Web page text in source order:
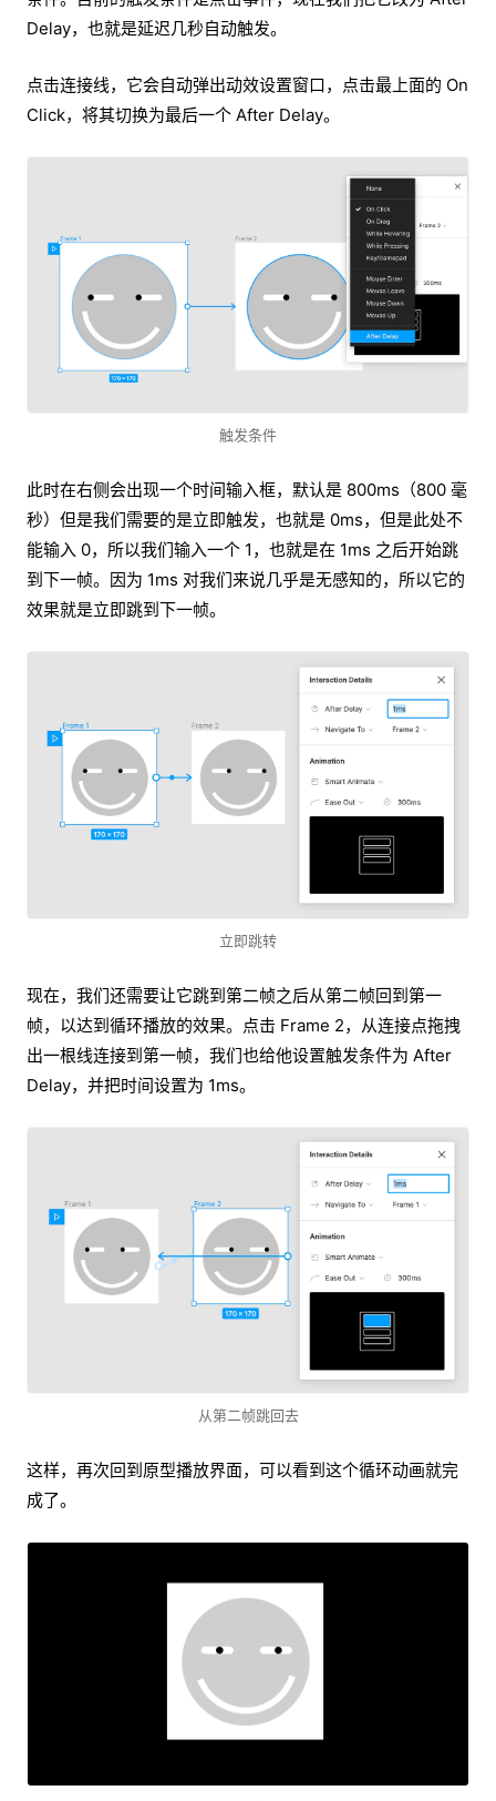
Delay，也就是延迟几秒自动触发。
点击连接线，它会自动弹出动效设置窗口，点击最上面的 On
Click，将其切换为最后一个 After Delay。
触发条件
此时在右侧会出现一个时间输入框，默认是 800ms（800 毫
秒）但是我们需要的是立即触发，也就是 0ms，但是此处不
能输入 0，所以我们输入一个 1，也就是在 1ms 之后开始跳
到下一帧。因为 1ms 对我们来说几乎是无感知的，所以它的
效果就是立即跳到下一帧。
立即跳转
现在，我们还需要让它跳到第二帧之后从第二帧回到第一
帧，以达到循环播放的效果。点击 Frame 2，从连接点拖拽
出一根线连接到第一帧，我们也给他设置触发条件为 After
Delay，并把时间设置为 1ms。
从第二帧跳回去
这样，再次回到原型播放界面，可以看到这个循环动画就完
成了。